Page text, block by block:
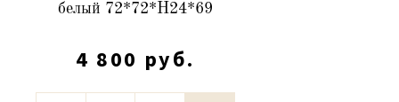
белый 72*72*H24*69
4 800 руб.